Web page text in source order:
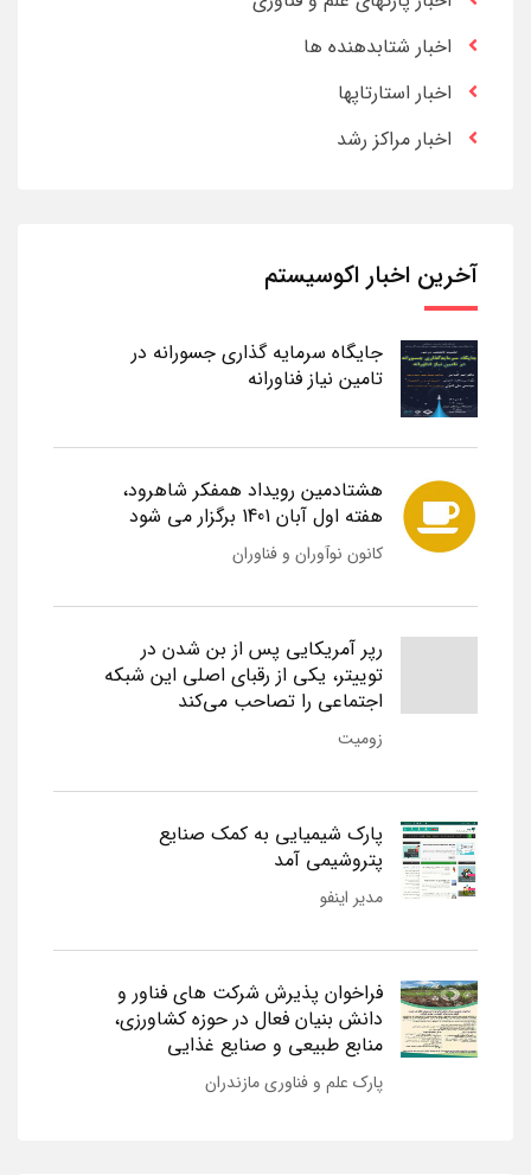
اخبار شتابدهنده ها
اخبار استارتاپها
اخبار مراکز رشد
آخرین اخبار اکوسیستم
جایگاه سرمایه گذاری جسورانه در
تامین نیاز فناورانه
هشتادمین رویداد همفکر شاهرود،
هفته اول آبان 1401 برگزار می شود
کانون نوآوران و فناوران
رپر آمریکایی پس از بن شدن در
توییتر، یکی از رقبای اصلی این شبکه
اجتماعی را تصاحب می‌کند
زومیت
پارک شیمیایی به کمک صنایع
پتروشیمی آمد
مدیر اینفو
فراخوان پذیرش شرکت های فناور و
دانش بنیان فعال در حوزه کشاورزی،
منابع طبیعی و صنایع غذایی
پارک علم و فناوری مازندران